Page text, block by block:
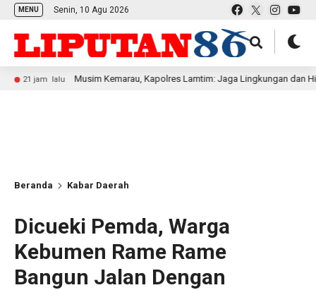
MENU Senin, 10 Agu 2026
lalu Musim Kemarau, Kapolres Lamtim: Jaga Lingkungan dan Hindari
Beranda Kabar Daerah
Dicueki Pemda, Warga
Kebumen Rame Rame
Bangun Jalan Dengan